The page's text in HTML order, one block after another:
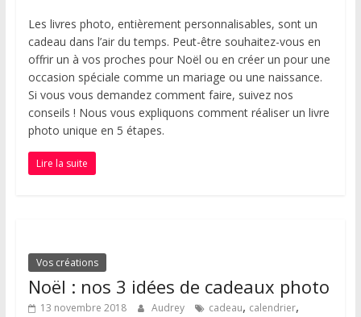
Les livres photo, entièrement personnalisables, sont un
cadeau dans l’air du temps. Peut-être souhaitez-vous en
offrir un à vos proches pour Noël ou en créer un pour une
occasion spéciale comme un mariage ou une naissance.
Si vous vous demandez comment faire, suivez nos
conseils ! Nous vous expliquons comment réaliser un livre
photo unique en 5 étapes.
Lire la suite
Vos créations
Noël : nos 3 idées de cadeaux photo
13 novembre 2018 Audrey cadeau, calendrier,